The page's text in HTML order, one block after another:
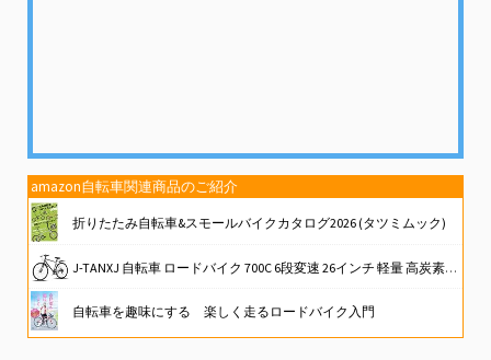
amazon自転車関連商品のご紹介
折りたたみ自転車&スモールバイクカタログ2026 (タツミムック)
J-TANXJ 自転車 ロードバイク 700C 6段変速 26インチ 軽量 高炭素鋼フレーム クロスバイク ディスクブレーキ 泥除け完備 男女兼用 通勤 通学 旅行 街乗り サイクリング 10 (グレー)
自転車を趣味にする 楽しく走るロードバイク入門